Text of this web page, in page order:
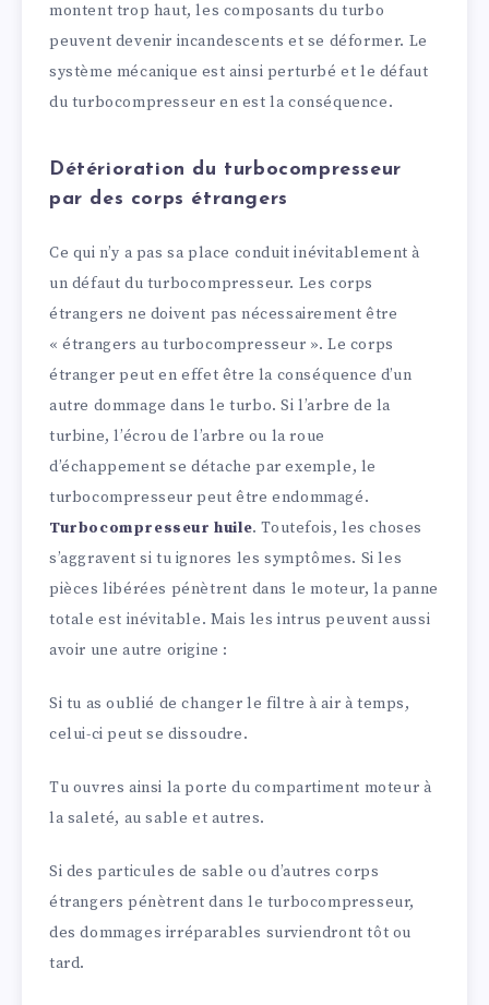
montent trop haut, les composants du turbo
peuvent devenir incandescents et se déformer. Le
système mécanique est ainsi perturbé et le défaut
du turbocompresseur en est la conséquence.
Détérioration du turbocompresseur
par des corps étrangers
Ce qui n’y a pas sa place conduit inévitablement à
un défaut du turbocompresseur. Les corps
étrangers ne doivent pas nécessairement être
« étrangers au turbocompresseur ». Le corps
étranger peut en effet être la conséquence d’un
autre dommage dans le turbo. Si l’arbre de la
turbine, l’écrou de l’arbre ou la roue
d’échappement se détache par exemple, le
turbocompresseur peut être endommagé.
Turbocompresseur huile. Toutefois, les choses
s’aggravent si tu ignores les symptômes. Si les
pièces libérées pénètrent dans le moteur, la panne
totale est inévitable. Mais les intrus peuvent aussi
avoir une autre origine :
Si tu as oublié de changer le filtre à air à temps,
celui-ci peut se dissoudre.
Tu ouvres ainsi la porte du compartiment moteur à
la saleté, au sable et autres.
Si des particules de sable ou d’autres corps
étrangers pénètrent dans le turbocompresseur,
des dommages irréparables surviendront tôt ou
tard.